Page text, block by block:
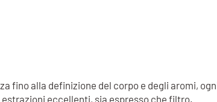
fino alla definizione del corpo e degli aromi,
eccellenti, sia espresso che filtro.